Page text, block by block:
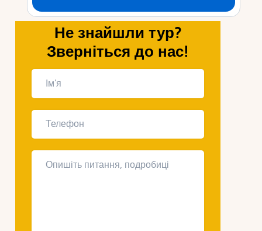
Ру
Не знайшли тур?
Зверніться до нас!